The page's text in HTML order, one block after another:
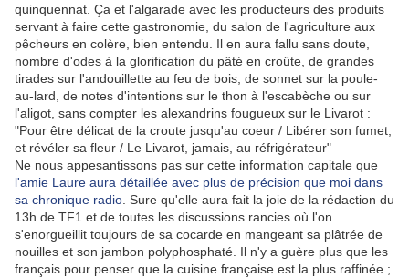
quinquennat. Ça et l'algarade avec les producteurs des produits
servant à faire cette gastronomie, du salon de l'agriculture aux
pêcheurs en colère, bien entendu. Il en aura fallu sans doute,
nombre d'odes à la glorification du pâté en croûte, de grandes
tirades sur l'andouillette au feu de bois, de sonnet sur la poule-
au-lard, de notes d'intentions sur le thon à l'escabèche ou sur
l'aligot, sans compter les alexandrins fougueux sur le Livarot :
"Pour être délicat de la croute jusqu'au coeur / Libérer son fumet,
et révéler sa fleur / Le Livarot, jamais, au réfrigérateur"
Ne nous appesantissons pas sur cette information capitale que
l'amie Laure aura détaillée avec plus de précision que moi dans
sa chronique radio . Sure qu'elle aura fait la joie de la rédaction du
13h de TF1 et de toutes les discussions rancies où l'on
s'enorgueillit toujours de sa cocarde en mangeant sa plâtrée de
nouilles et son jambon polyphosphaté. Il n'y a guère plus que les
français pour penser que la cuisine française est la plus raffinée ;